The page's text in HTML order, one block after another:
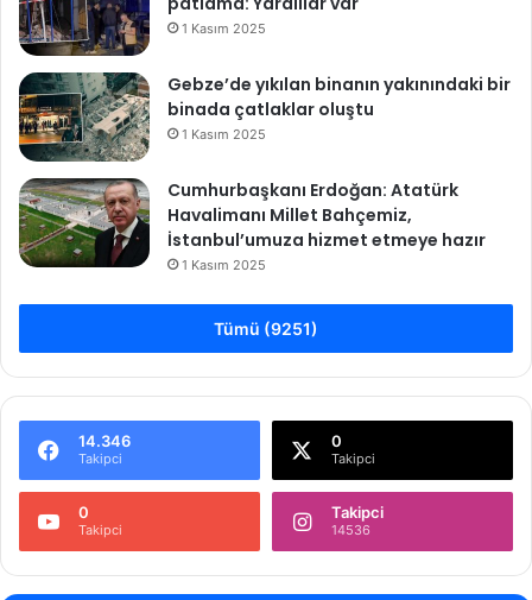
1 Kasım 2025
Gebze’de yıkılan binanın yakınındaki bir
binada çatlaklar oluştu
1 Kasım 2025
Cumhurbaşkanı Erdoğan: Atatürk
Havalimanı Millet Bahçemiz,
İstanbul’umuza hizmet etmeye hazır
1 Kasım 2025
Tümü (9251)
14.346
Takipci
0
Takipci
0
Takipci
Takipci
14536